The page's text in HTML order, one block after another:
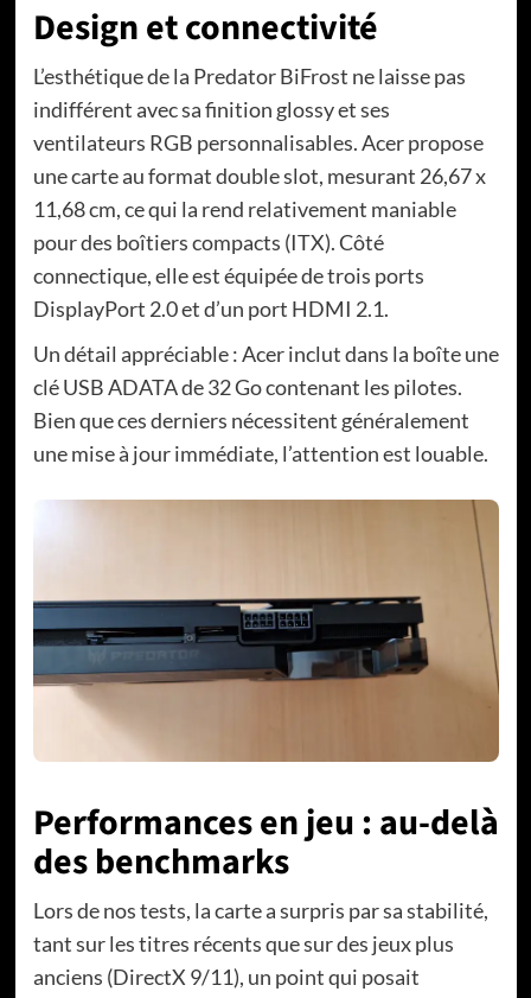
Design et connectivité
L’esthétique de la Predator BiFrost ne laisse pas
indifférent avec sa finition glossy et ses
ventilateurs RGB personnalisables. Acer propose
une carte au format double slot, mesurant 26,67 x
11,68 cm, ce qui la rend relativement maniable
pour des boîtiers compacts (ITX). Côté
connectique, elle est équipée de trois ports
DisplayPort 2.0 et d’un port HDMI 2.1.
Un détail appréciable : Acer inclut dans la boîte une
clé USB ADATA de 32 Go contenant les pilotes.
Bien que ces derniers nécessitent généralement
une mise à jour immédiate, l’attention est louable.
Performances en jeu : au-delà
des benchmarks
Lors de nos tests, la carte a surpris par sa stabilité,
tant sur les titres récents que sur des jeux plus
anciens (DirectX 9/11), un point qui posait